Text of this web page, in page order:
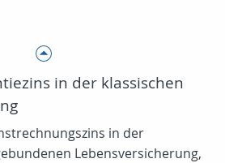
in der klassischen
in der
Lebensversicherung,